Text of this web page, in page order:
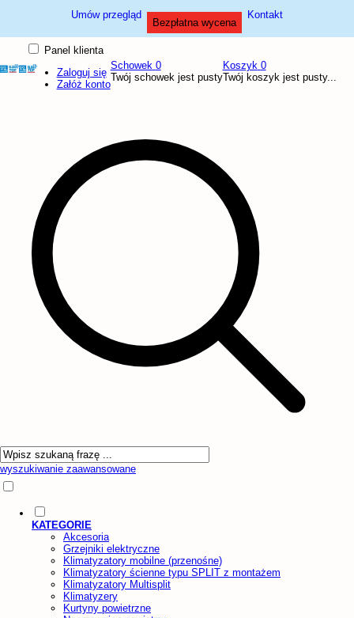
Umów przegląd
Bezpłatna wycena
Kontakt
Panel klienta
Zaloguj się
Załóż konto
Schowek 0
Twój schowek jest pusty
Koszyk 0
Twój koszyk jest pusty...
wyszukiwanie zaawansowane
KATEGORIE
Akcesoria
Grzejniki elektryczne
Klimatyzatory mobilne (przenośne)
Klimatyzatory ścienne typu SPLIT z montażem
Klimatyzatory Multisplit
Klimatyzery
Kurtyny powietrzne